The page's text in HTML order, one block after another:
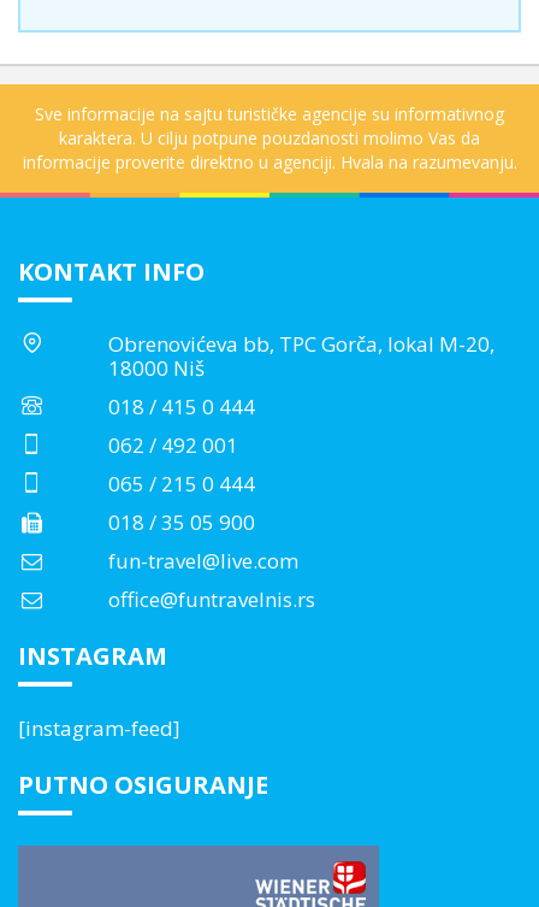
Sve informacije na sajtu turističke agencije su informativnog
karaktera. U cilju potpune pouzdanosti molimo Vas da
informacije proverite direktno u agenciji. Hvala na razumevanju.
KONTAKT INFO
Obrenovićeva bb, TPC Gorča, lokal M-20,
18000 Niš
018 / 415 0 444
062 / 492 001
065 / 215 0 444
018 / 35 05 900
fun-travel@live.com
office@funtravelnis.rs
INSTAGRAM
[instagram-feed]
PUTNO OSIGURANJE